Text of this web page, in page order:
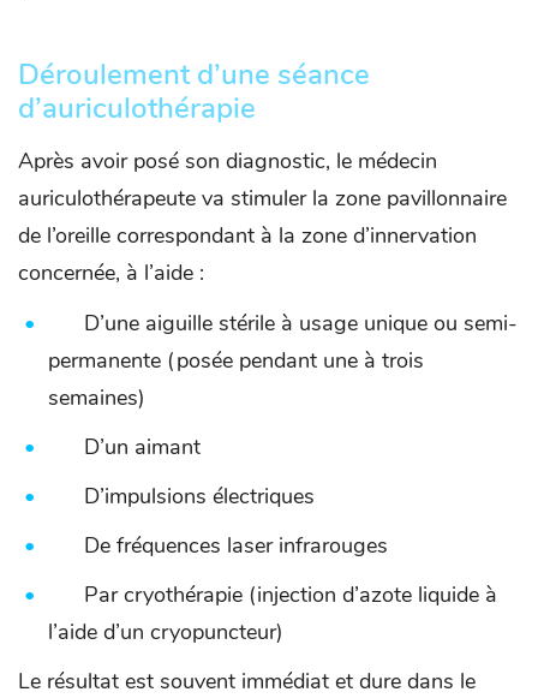
Déroulement d’une séance
d’auriculothérapie
Après avoir posé son diagnostic, le médecin
auriculothérapeute va stimuler la zone pavillonnaire
de l’oreille correspondant à la zone d’innervation
concernée, à l’aide :
D’une aiguille stérile à usage unique ou semi-
permanente (posée pendant une à trois
semaines)
D’un aimant
D’impulsions électriques
De fréquences laser infrarouges
Par cryothérapie (injection d’azote liquide à
l’aide d’un cryopuncteur)
Le résultat est souvent immédiat et dure dans le